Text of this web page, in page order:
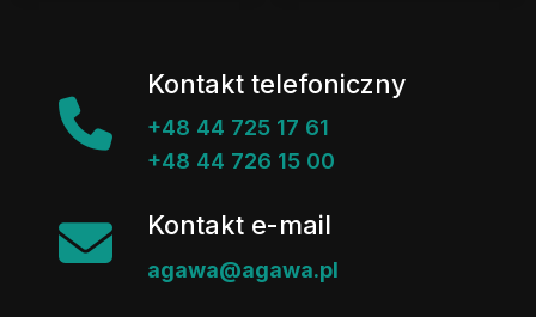
Kontakt telefoniczny
+48 44 725 17 61
+48 44 726 15 00
Kontakt e-mail
agawa@agawa.pl